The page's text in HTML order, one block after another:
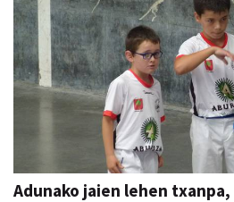
Adunako jaien lehen